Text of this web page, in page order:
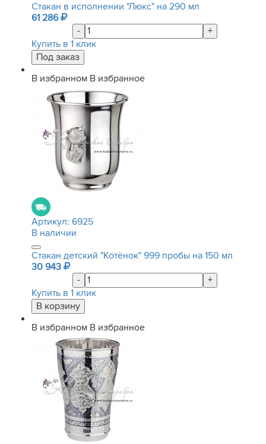
Стакан в исполнении "Люкс" на 290 мл
61 286
-
+
Купить в 1 клик
В избранном В избранное
Артикул: 6925
В наличии
Стакан детский "Котёнок" 999 пробы на 150 мл
30 943
-
+
Купить в 1 клик
В избранном В избранное